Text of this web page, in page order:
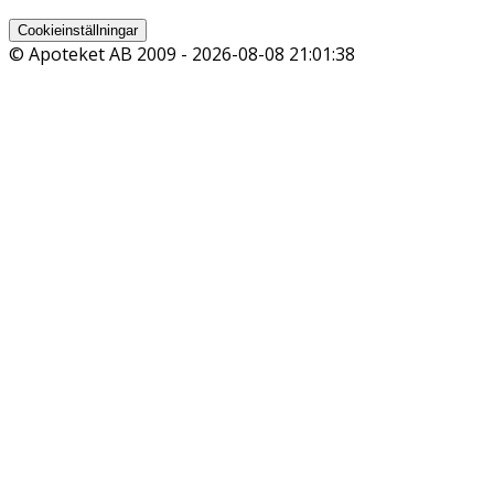
Cookieinställningar
© Apoteket AB 2009 - 2026-08-08 21:01:38